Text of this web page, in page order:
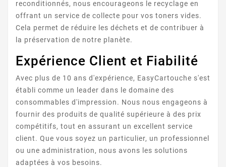
LEXMARK X460
reconditionnés, nous encourageons le recyclage en
offrant un service de collecte pour vos toners vides.
Cela permet de réduire les déchets et de contribuer à
la préservation de notre planète.
Expérience Client et Fiabilité
Avec plus de 10 ans d'expérience, EasyCartouche s'est
établi comme un leader dans le domaine des
consommables d'impression. Nous nous engageons à
fournir des produits de qualité supérieure à des prix
compétitifs, tout en assurant un excellent service
client. Que vous soyez un particulier, un professionnel
ou une administration, nous avons les solutions
adaptées à vos besoins.